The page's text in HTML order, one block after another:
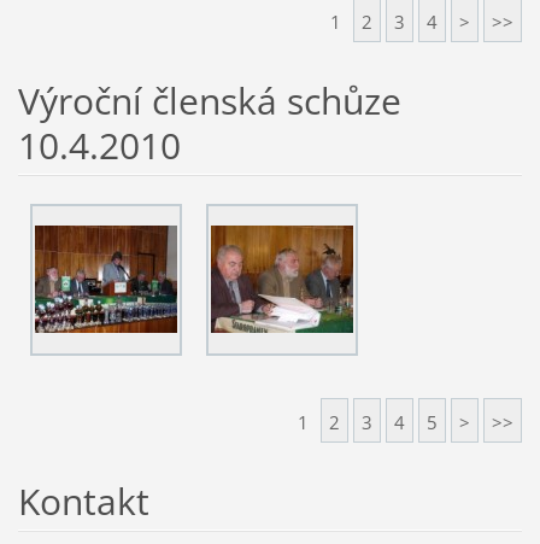
1 2 3 4 > >>
Výroční členská schůze
10.4.2010
1 2 3 4 5 > >>
Kontakt